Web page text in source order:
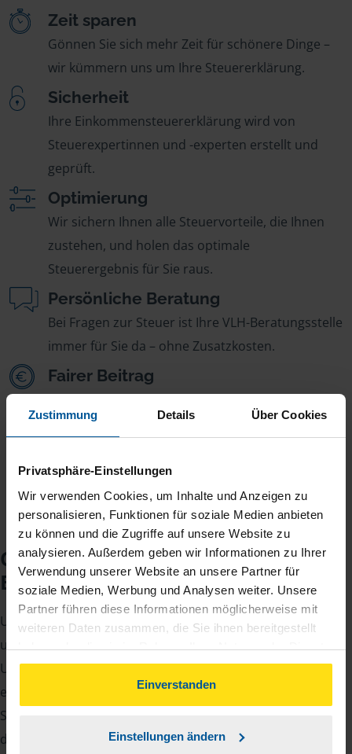
Zustimmung Details Über Cookies
Privatsphäre-Einstellungen
Wir verwenden Cookies, um Inhalte und Anzeigen zu
personalisieren, Funktionen für soziale Medien anbieten
zu können und die Zugriffe auf unsere Website zu
analysieren. Außerdem geben wir Informationen zu Ihrer
Verwendung unserer Website an unsere Partner für
soziale Medien, Werbung und Analysen weiter. Unsere
Partner führen diese Informationen möglicherweise mit
weiteren Daten zusammen, die Sie ihnen bereitgestellt
haben oder die sie im Rahmen Ihrer Nutzung der Dienste
gesammelt haben. Indem Sie auf Einverstanden klicken,
können Sie der Verwendung von Cookies, gemäß
unserer➔ Datenschutzrichtliniezustimmen.
Einverstanden
Einstellungen ändern
Zeit sparen
Gönnen Sie sich mehr Zeit für schönere Dinge –
wir kümmern uns um Ihre Steuererklärung.
Sicherheit
Ihre Einkommensteuererklärung wird von
Steuerexpertinnen und -experten erstellt und
geprüft.
Optimierung
Wir sichern Ihnen alle Steuervorteile, die Ihnen
zustehen, und holen das optimale
Steuerergebnis für Sie raus.
Persönliche Beratung
Bei Fragen zur Steuer ist Ihre VLH-Beratungsstelle
immer für Sie da – ohne Zusatzkosten.
Fairer Beitrag
Sie zahlen für alle unsere Leistungen nur einen
jährlichen Mitgliedsbeitrag, der sich nach Ihren
Checkliste für Ihr
Beratungsgespräch
Um Ihre Steuererklärung erstellen zu können, benötigen
unsere Beraterinnen und Berater eine Reihe von
Unterlagen von Ihnen. Dazu gehört beispielsweise die
elektronische Lohnsteuerbescheinigung, Ihre
Steueridentifikationsnummer, der Rentenbescheid oder
die Bescheinigung über das Kindergeld.